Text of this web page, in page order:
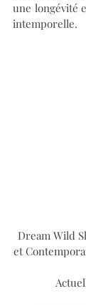
une longévité
intemporelle.
Dream Wild
et